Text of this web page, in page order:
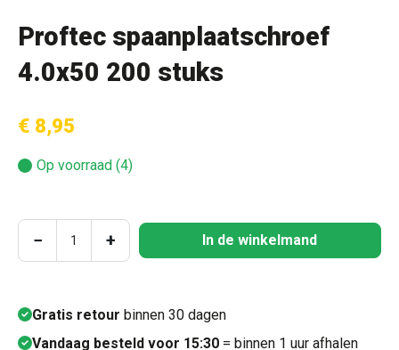
Proftec spaanplaatschroef
4.0x50 200 stuks
€ 8,95
Op voorraad (4)
Producthoeveelheid: Voer de gewenste
− + In de winkelmand
Gratis retour binnen 30 dagen
Vandaag besteld voor 15:30 = binnen 1 uur afhalen